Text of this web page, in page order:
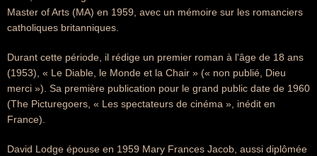
Master of Arts (MA) en 1959, avec un mémoire sur les romanciers
catholiques britanniques.
Durant cette période, il rédige un premier roman à l'âge de 18 ans
(1953), « Le Diable, le Monde et la Chair » (« non publié, Dieu
merci »). Sa première publication pour le grand public date de 1960
(The Picturegoers, « Les spectateurs de cinéma », inédit en
France).
David Lodge épouse en 1959 Mary Frances Jacob, aussi diplômée